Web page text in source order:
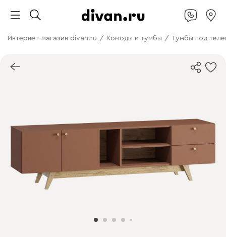
Интернет-магазин divan.ru / Комоды и тумбы / Тумбы под